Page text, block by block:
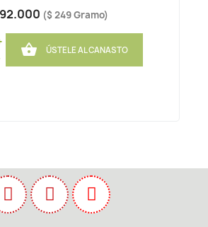
($ 249 Gramo)
 ÚSTELE AL CANASTO